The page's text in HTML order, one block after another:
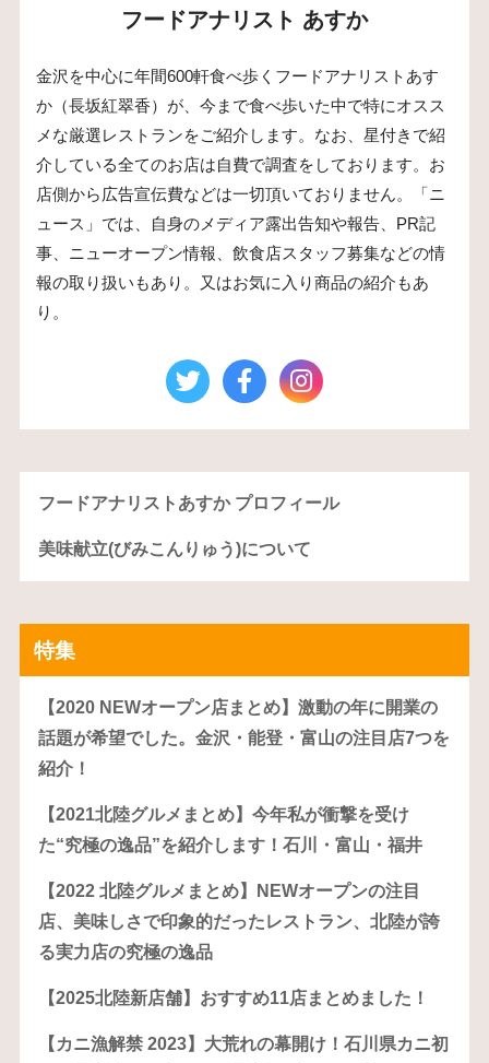
フードアナリスト あすか
金沢を中心に年間600軒食べ歩くフードアナリストあす
か（長坂紅翠香）が、今まで食べ歩いた中で特にオスス
メな厳選レストランをご紹介します。なお、星付きで紹
介している全てのお店は自費で調査をしております。お
店側から広告宣伝費などは一切頂いておりません。「ニ
ュース」では、自身のメディア露出告知や報告、PR記
事、ニューオープン情報、飲食店スタッフ募集などの情
報の取り扱いもあり。又はお気に入り商品の紹介もあ
り。
フードアナリストあすか プロフィール
美味献立(びみこんりゅう)について
特集
【2020 NEWオープン店まとめ】激動の年に開業の
話題が希望でした。金沢・能登・富山の注目店7つを
紹介！
【2021北陸グルメまとめ】今年私が衝撃を受け
た“究極の逸品”を紹介します！石川・富山・福井
【2022 北陸グルメまとめ】NEWオープンの注目
店、美味しさで印象的だったレストラン、北陸が誇
る実力店の究極の逸品
【2025北陸新店舗】おすすめ11店まとめました！
【カニ漁解禁 2023】大荒れの幕開け！石川県カニ初